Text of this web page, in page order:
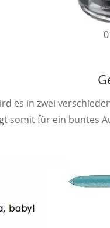
es in zwei
somit für ein buntes